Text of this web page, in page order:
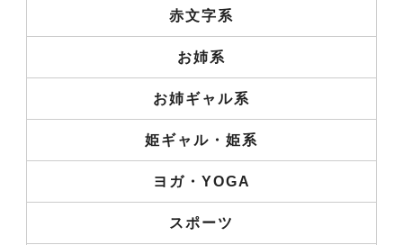
赤文字系
お姉系
お姉ギャル系
姫ギャル・姫系
ヨガ・YOGA
スポーツ